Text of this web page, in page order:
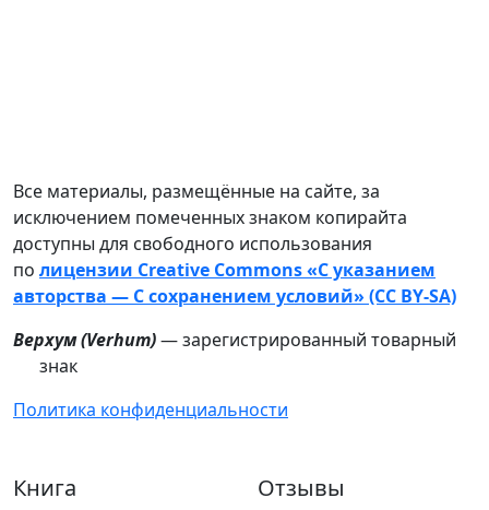
Все материалы, размещённые на сайте, за
исключением помеченных знаком копирайта
доступны для свободного использования
по лицензии Creative Commons «С указанием
авторства — С сохранением условий» (CC BY-SA)
Верхум (Verhum)— зарегистрированный товарный
знак
Политика конфиденциальности
Книга Отзывы